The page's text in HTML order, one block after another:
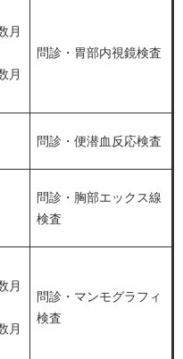
月
月
問診・胃部内視鏡検査
問診・便潜血反応検査
問診・胸部エックス線
検査
月
月
問診・マンモグラフィ
検査